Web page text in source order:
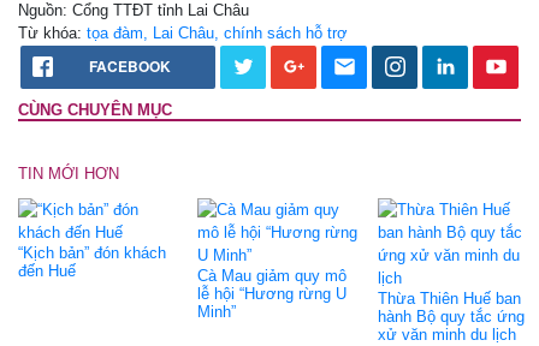
Nguồn: Cổng TTĐT tỉnh Lai Châu
Từ khóa: tọa đàm, Lai Châu, chính sách hỗ trợ
FACEBOOK
CÙNG CHUYÊN MỤC
TIN MỚI HƠN
“Kịch bản” đón khách
đến Huế
Cà Mau giảm quy mô
lễ hội “Hương rừng U
Minh”
Thừa Thiên Huế ban
hành Bộ quy tắc ứng
xử văn minh du lịch